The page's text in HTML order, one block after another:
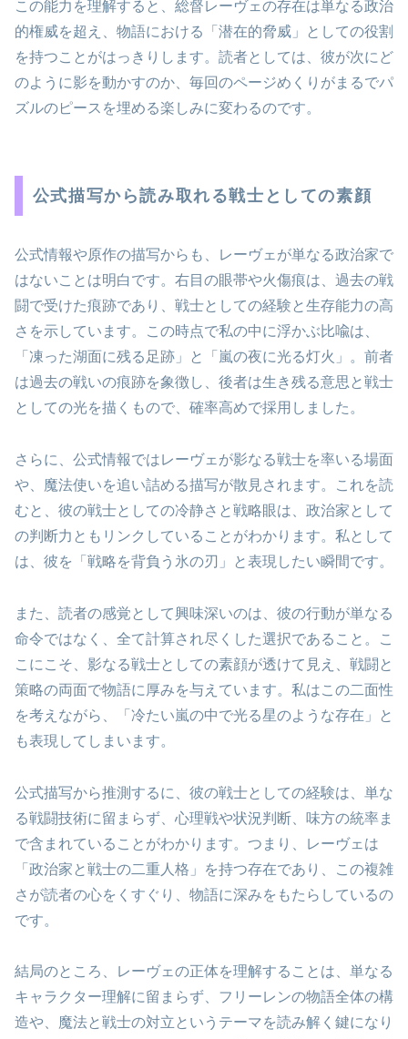
この能力を理解すると、総督レーヴェの存在は単なる政治
的権威を超え、物語における「潜在的脅威」としての役割
を持つことがはっきりします。読者としては、彼が次にど
のように影を動かすのか、毎回のページめくりがまるでパ
ズルのピースを埋める楽しみに変わるのです。
公式描写から読み取れる戦士としての素顔
公式情報や原作の描写からも、レーヴェが単なる政治家で
はないことは明白です。右目の眼帯や火傷痕は、過去の戦
闘で受けた痕跡であり、戦士としての経験と生存能力の高
さを示しています。この時点で私の中に浮かぶ比喩は、
「凍った湖面に残る足跡」と「嵐の夜に光る灯火」。前者
は過去の戦いの痕跡を象徴し、後者は生き残る意思と戦士
としての光を描くもので、確率高めで採用しました。
さらに、公式情報ではレーヴェが影なる戦士を率いる場面
や、魔法使いを追い詰める描写が散見されます。これを読
むと、彼の戦士としての冷静さと戦略眼は、政治家として
の判断力ともリンクしていることがわかります。私として
は、彼を「戦略を背負う氷の刃」と表現したい瞬間です。
また、読者の感覚として興味深いのは、彼の行動が単なる
命令ではなく、全て計算され尽くした選択であること。こ
こにこそ、影なる戦士としての素顔が透けて見え、戦闘と
策略の両面で物語に厚みを与えています。私はこの二面性
を考えながら、「冷たい嵐の中で光る星のような存在」と
も表現してしまいます。
公式描写から推測するに、彼の戦士としての経験は、単な
る戦闘技術に留まらず、心理戦や状況判断、味方の統率ま
で含まれていることがわかります。つまり、レーヴェは
「政治家と戦士の二重人格」を持つ存在であり、この複雑
さが読者の心をくすぐり、物語に深みをもたらしているの
です。
結局のところ、レーヴェの正体を理解することは、単なる
キャラクター理解に留まらず、フリーレンの物語全体の構
造や、魔法と戦士の対立というテーマを読み解く鍵になり